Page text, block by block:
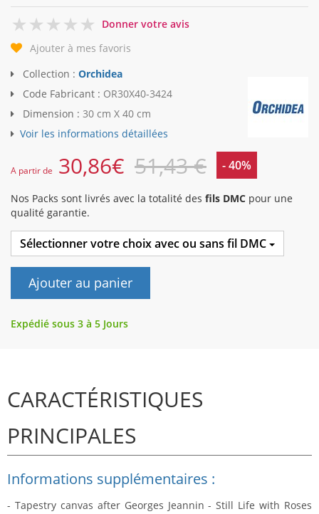
0
Donner votre avis
Ajouter à mes favoris
Collection : Orchidea
Code Fabricant : OR30X40-3424
Dimension : 30 cm X 40 cm
Voir les informations détaillées
A partir de 30,86€ 51,43 € - 40%
Nos Packs sont livrés avec la totalité des fils DMC pour une
qualité garantie.
Sélectionner votre choix avec ou sans fil DMC
Ajouter au panier
Expédié sous 3 à 5 Jours
CARACTÉRISTIQUES
PRINCIPALES
Informations supplémentaires :
- Tapestry canvas after Georges Jeannin - Still Life with Roses